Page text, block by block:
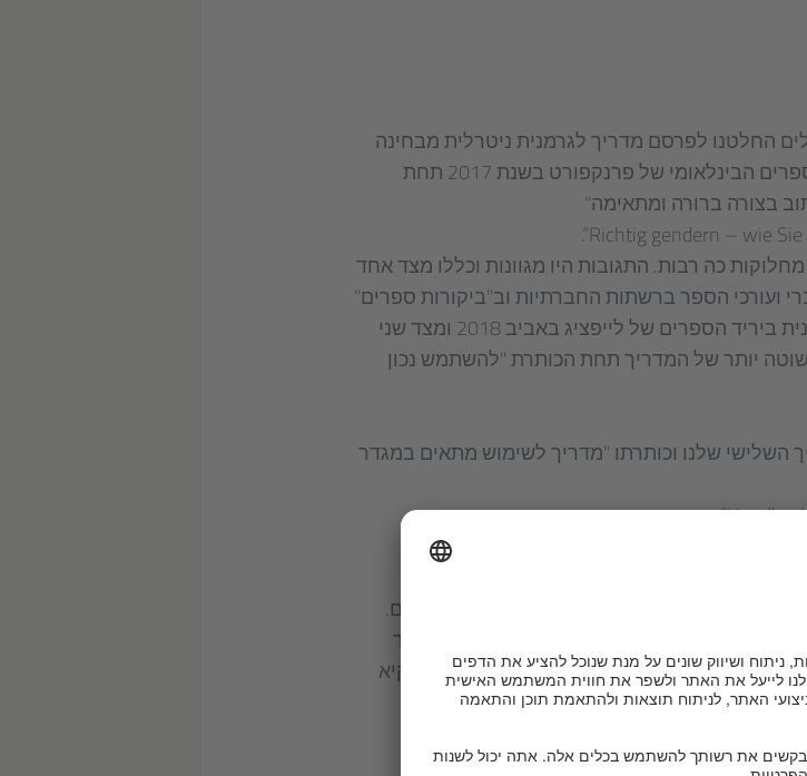
החלטנו לפרסם מדריך לגרמנית ניטרלית מבחינה
מגדרית. המדריך יצא לאור לקראת יריד הספרים הבינלאומי של פרנקפורט בשנת 2017 תחת
בצורה ברורה ומתאימה"
כה רבות. התגובות היו מגוונות וכללו מצד אחד
ועורכי הספר ברשתות החברתיות וב"ביקורות ספרים"
ומחאות נגד הספר מצד ארגון השפה הגרמנית ביריד הספרים של לייפציג באביב 2018 ומצד שני
יותר של המדריך תחת הכותרת "להשתמש נכון
השלישי שלנו וכותרתו "מדריך לשימוש מתאים במגדר
מדוע "ביקורת" כמו זו (על המדריך הראשון שלנו)
לא אנהג לפי השטויות האלה או אתרגל אליהם.
האלה, שמובן שאינם מסוגלים לעשות שום דבר
את שפת האם הגרמנית שלנו!" או "בא לי להקיא
דודן. ההוצאה צריכה להסיר את הספר הזה